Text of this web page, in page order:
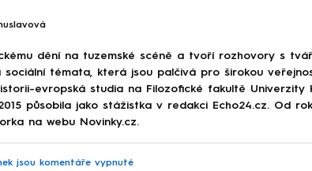
dění na tuzemské scéně a tvoří rozhovory s
sociální témata, která jsou palčivá pro širokou
evropská studia na Filozofické fakultě Univerzity
působila jako stážistka v redakci Echo24.cz. Od
na webu Novinky.cz.
jsou komentáře vypnuté